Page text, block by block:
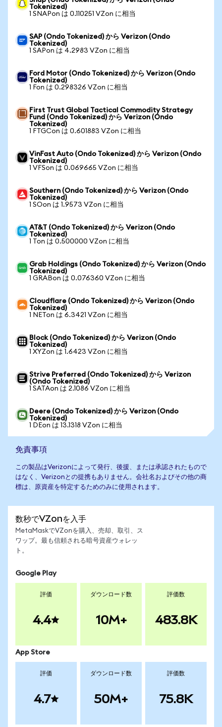
Tokenized)
1 SNAPon は 0.110251 VZon に相当
SAP (Ondo Tokenized) から Verizon (Ondo
Tokenized)
1 SAPon は 4.2983 VZon に相当
Ford Motor (Ondo Tokenized) から Verizon (Ondo
Tokenized)
1 Fon は 0.298326 VZon に相当
First Trust Global Tactical Commodity Strategy
Fund (Ondo Tokenized) から Verizon (Ondo
Tokenized)
1 FTGCon は 0.601883 VZon に相当
VinFast Auto (Ondo Tokenized) から Verizon (Ondo
Tokenized)
1 VFSon は 0.069665 VZon に相当
Southern (Ondo Tokenized) から Verizon (Ondo
Tokenized)
1 SOon は 1.9573 VZon に相当
AT&T (Ondo Tokenized) から Verizon (Ondo
Tokenized)
1 Ton は 0.500000 VZon に相当
Grab Holdings (Ondo Tokenized) から Verizon (Ondo
Tokenized)
1 GRABon は 0.076360 VZon に相当
Cloudflare (Ondo Tokenized) から Verizon (Ondo
Tokenized)
1 NETon は 6.3421 VZon に相当
Block (Ondo Tokenized) から Verizon (Ondo
Tokenized)
1 XYZon は 1.6423 VZon に相当
Strive Preferred (Ondo Tokenized) から Verizon
(Ondo Tokenized)
1 SATAon は 2.1086 VZon に相当
Deere (Ondo Tokenized) から Verizon (Ondo
Tokenized)
1 DEon は 13.1318 VZon に相当
免責事項
この製品はVerizonによって発行、後援、または承認されたもので
はなく、Verizonとの提携もありません。会社名およびその他の商
標は、原資産を特定するためのみに使用されます。
数秒でVZonを入手
MetaMaskでVZonを購入、売却、取引、ス
ワップ。最も信頼される暗号資産ウォレッ
ト。
Google Play
評価
4.4
ダウンロード数
10M+
評価数
483.8K
App Store
評価
4.7
ダウンロード数
50M+
評価数
75.8K